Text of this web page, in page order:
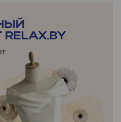
РЕКЛАМА НА САЙТЕ